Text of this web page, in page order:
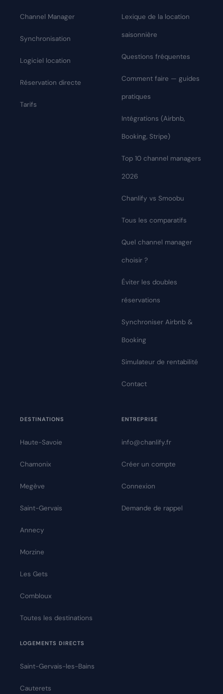
Channel Manager
Synchronisation
Logiciel location
Réservation directe
Tarifs
Lexique de la location
saisonnière
Questions fréquentes
Comment faire — guides
pratiques
Intégrations (Airbnb,
Booking, Stripe)
Top 10 channel managers
2026
Chanlify vs Smoobu
Tous les comparatifs
Quel channel manager
choisir ?
Éviter les doubles
réservations
Synchroniser Airbnb &
Booking
Simulateur de rentabilité
Contact
DESTINATIONS
Haute-Savoie
Chamonix
Megève
Saint-Gervais
Annecy
Morzine
Les Gets
Combloux
Toutes les destinations
LOGEMENTS DIRECTS
Saint-Gervais-les-Bains
Cauterets
ENTREPRISE
info@chanlify.fr
Créer un compte
Connexion
Demande de rappel